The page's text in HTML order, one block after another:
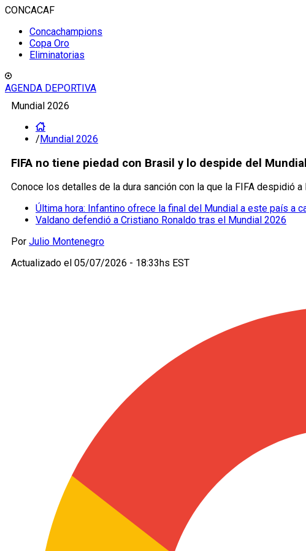
CONCACAF
Concachampions
Copa Oro
Eliminatorias
AGENDA DEPORTIVA
Mundial 2026
/Mundial 2026
FIFA no tiene piedad con Brasil y lo despide del
Conoce los detalles de la dura sanción con la que la FIFA despidió
Última hora: Infantino ofrece la final del Mundial a este país a
Valdano defendió a Cristiano Ronaldo tras el Mundial 2026
Por Julio Montenegro
Actualizado el 05/07/2026 - 18:33hs EST